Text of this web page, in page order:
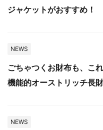
ジャケットがおすすめ！
NEWS
ごちゃつくお財布も、こ
機能的オーストリッチ長財
NEWS